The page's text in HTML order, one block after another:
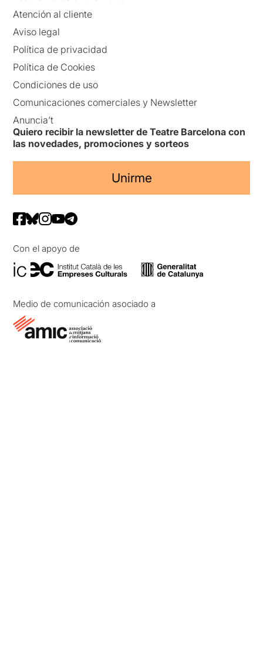
Atención al cliente
Aviso legal
Política de privacidad
Política de Cookies
Condiciones de uso
Comunicaciones comerciales y Newsletter
Anuncia’t
Quiero recibir la newsletter de Teatre Barcelona con
las novedades, promociones y sorteos
Unirme
Con el apoyo de
Medio de comunicación asociado a